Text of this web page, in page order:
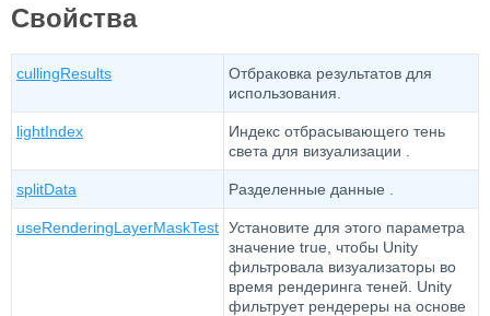
Свойства
cullingResults
Отбраковка результатов для
использования.
lightIndex
Индекс отбрасывающего тень
света для визуализации .
splitData Разделенные данные .
useRenderingLayerMaskTest Установите для этого параметра
значение true, чтобы Unity
фильтровала визуализаторы во
время рендеринга теней. Unity
фильтрует рендереры на основе